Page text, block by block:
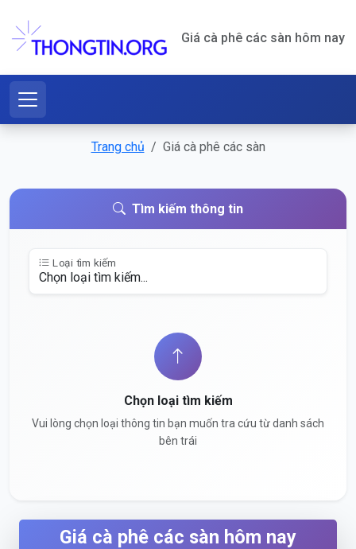
Giá cà phê các sàn hôm nay
Trang chủ Giá cà phê các sàn
Tìm kiếm thông tin
Loại tìm kiếm
Chọn loại tìm kiếm
Vui lòng chọn loại thông tin bạn muốn tra cứu từ danh sách
bên trái
Giá cà phê các sàn hôm nay